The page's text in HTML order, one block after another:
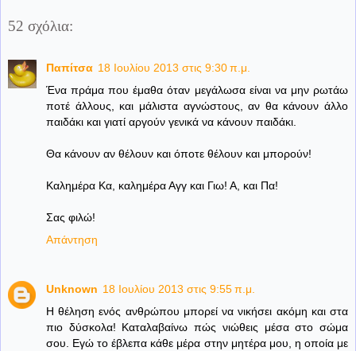
52 σχόλια:
Παπίτσα 18 Ιουλίου 2013 στις 9:30 π.μ.
Ένα πράμα που έμαθα όταν μεγάλωσα είναι να μην ρωτάω
ποτέ άλλους, και μάλιστα αγνώστους, αν θα κάνουν άλλο
παιδάκι και γιατί αργούν γενικά να κάνουν παιδάκι.
Θα κάνουν αν θέλουν και όποτε θέλουν και μπορούν!
Καλημέρα Κα, καλημέρα Αγγ και Γιω! Α, και Πα!
Σας φιλώ!
Απάντηση
Unknown 18 Ιουλίου 2013 στις 9:55 π.μ.
Η θέληση ενός ανθρώπου μπορεί να νικήσει ακόμη και στα
πιο δύσκολα! Καταλαβαίνω πώς νιώθεις μέσα στο σώμα
σου. Εγώ το έβλεπα κάθε μέρα στην μητέρα μου, η οποία με